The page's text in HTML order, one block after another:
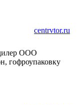
centrvtor.ru
ООО
гофроупаковку